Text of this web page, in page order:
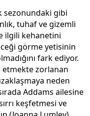
sezonundaki gibi
tuhaf ve gizemli
ilgili kehanetini
görme yetisinin
fark ediyor.
etmekte zorlanan
neden
Addams ailesine
keşfetmesi ve